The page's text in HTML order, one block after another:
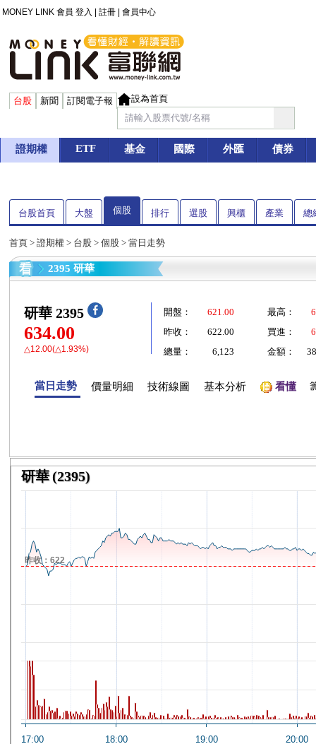
MONEY LINK 會員 登入 註冊 會員中心
台股 新聞 訂閱電子報 設為首頁
證期權 ETF 基金 國際 外匯 債券
台股首頁 大盤 個股 排行 選股 興櫃 產業 總
首頁 > 證期權 > 台股 > 個股 > 當日走勢
2395 研華
研華 2395
634.00
△12.00(△1.93%)
開盤： 621.00 最高：
昨收：
622.00 買進：
總量：
6,123 金額：
當日走勢 價量明細 技術線圖 基本分析 看懂